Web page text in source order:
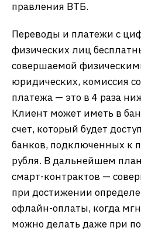
правления ВТБ.
Переводы и платежи с
физических лиц
совершаемой
юридических, комиссия
платежа — это в 4 раза
Клиент может иметь в
счет, который будет
банков, подключенных к
рубля. В дальнейшем
смарт-контрактов —
при достижении
офлайн-оплаты, когда
можно делать даже при